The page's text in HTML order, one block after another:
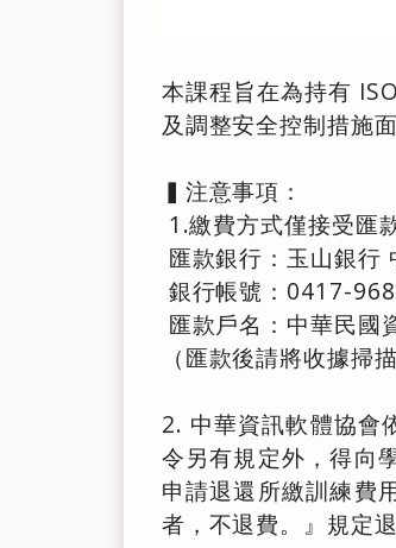
本課程旨在為持有
及調整安全控制措施
▍注意事項：
1.繳費方式僅接受匯
匯款銀行：玉山銀行
銀行帳號：0417-
匯款戶名：中華民國
（匯款後請將收據掃
2. 中華資訊軟體協會
令另有規定外，得向
申請退還所繳訓練費
者，不退費。』規定